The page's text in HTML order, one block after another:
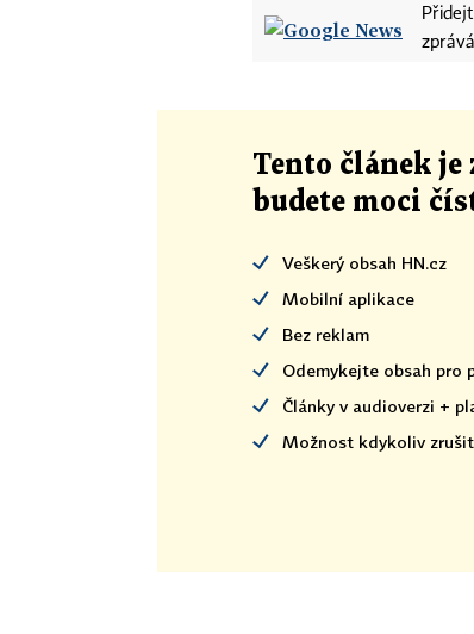
Tento článek je
budete moci
Veškerý obsah HN.cz
Mobilní aplikace
Bez reklam
Odemykejte obsah pro
Články v audioverzi +
Možnost kdykoliv zrušit